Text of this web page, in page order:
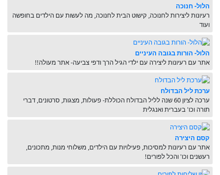
הלול- חנוכה
רעיונות ליצירות לחנוכה, קישוט הבית לחנוכה, מה לעשות עם הילדים בחופשה
ועוד
הלול- הורות בגובה העיניים
אתר עם רעיונות ליצירה עם ילדי הגיל הרך ודפי צביעה- אתר מעולה!!
ערכת ליל הבדולח
ערכה לציון 60 שנה לליל הבדולח הכוללת- פעולות, מצגות, סרטונים, דברי
תורה וכו' בעברית ואנגלית
קסם היצירה
אתר עם רעיונות למסיכות, פעילויות עם הילדים, משלוחי מנות, מתכונים,
רעשנים וכו' והכל לפורים!